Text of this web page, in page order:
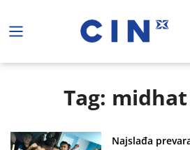
Tag:
Najslađa